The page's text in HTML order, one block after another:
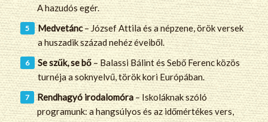
A hazudós egér.
Medvetánc– József Attila és a népzene, örök versek
a huszadik század nehéz éveiből.
Se szűk, se bő– Balassi Bálint és Sebő Ferenc közös
turnéja a soknyelvű, török kori Európában.
Rendhagyó irodalomóra– Iskoláknak szóló
programunk: a hangsúlyos és az időmértékes vers,